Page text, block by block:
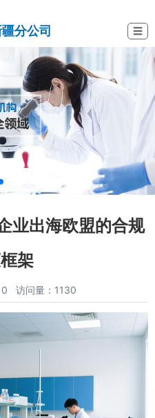
分公司 ☰
业出海欧盟的合规
架
访问量：1130